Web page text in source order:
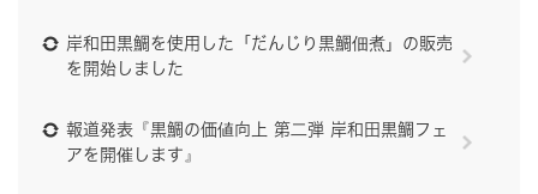
岸和田黒鯛を使用した「だんじり黒鯛佃煮」の販売
を開始しました
報道発表『黒鯛の価値向上 第二弾 岸和田黒鯛フェ
アを開催します』